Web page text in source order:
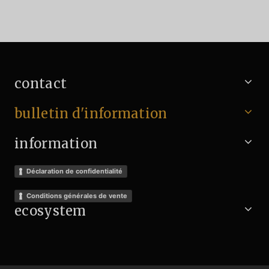
contact
bulletin d'information
information
Déclaration de confidentialité
Conditions générales de vente
ecosystem